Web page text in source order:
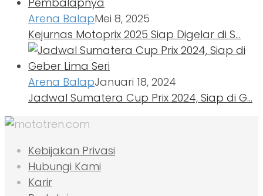
Arena BalapMei 8, 2025
Kejurnas Motoprix 2025 Siap Digelar di S…
Arena BalapJanuari 18, 2024
Jadwal Sumatera Cup Prix 2024, Siap di G…
Kebijakan Privasi
Hubungi Kami
Karir